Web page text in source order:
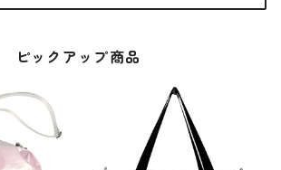
ピックアップ商品